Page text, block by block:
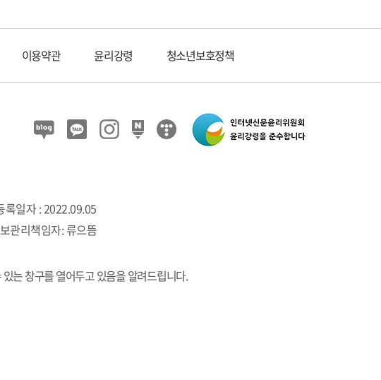
이용약관 윤리강령 청소년보호정책
록일자 : 2022.09.05
관리책임자: 류으뜸
는 창구를 열어두고 있음을 알려드립니다.